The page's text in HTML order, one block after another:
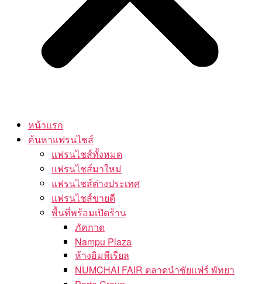
หน้าแรก
ค้นหาแฟรนไชส์
แฟรนไชส์ทั้งหมด
แฟรนไชส์มาใหม่
แฟรนไชส์ต่างประเทศ
แฟรนไชส์ขายดี
พื้นที่พร้อมเปิดร้าน
ภัคกาด
Nampu Plaza
ห้างอิมพีเรียล
NUMCHAI FAIR ตลาดนำชัยแฟร์ พัทยา